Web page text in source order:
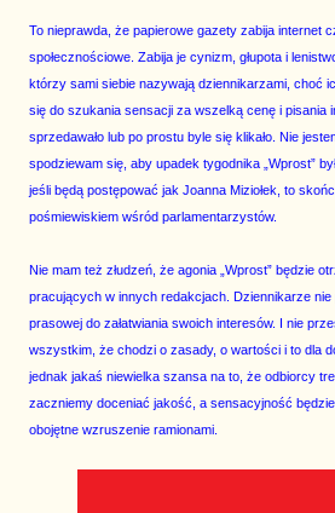
To nieprawda, że papierowe gazety zabija internet
społecznościowe. Zabija je cynizm, głupota i
którzy sami siebie nazywają dziennikarzami, choć
się do szukania sensacji za wszelką cenę i pisania
sprzedawało lub po prostu byle się klikało. Nie
spodziewam się, aby upadek tygodnika „Wprost”
jeśli będą postępować jak Joanna Miziołek, to
pośmiewiskiem wśród parlamentarzystów.
Nie mam też złudzeń, że agonia „Wprost” będzie
pracujących w innych redakcjach. Dziennikarze
prasowej do załatwiania swoich interesów. I nie
wszystkim, że chodzi o zasady, o wartości i to dla
jednak jakaś niewielka szansa na to, że odbiorcy
zaczniemy doceniać jakość, a sensacyjność
obojętne wzruszenie ramionami.